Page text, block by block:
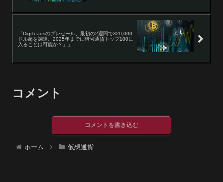
「DigiToadsのプレセール、最初の2週間で320,000
ドル超を調達。2025年までに暗号通貨トップ100に
入ることは可能か？」」
コメント
コメントを書き込む
ホーム 仮想通貨